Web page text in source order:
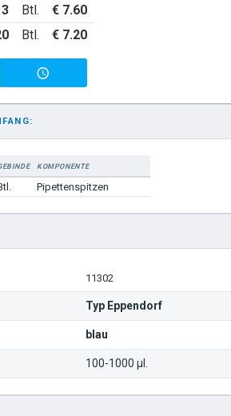
3 Btl. € 7.60
Btl. € 7.20
KOMPONENTE
Pipettenspitzen
11302
Typ Eppendorf
blau
100-1000 µl.